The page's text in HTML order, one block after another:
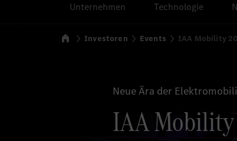
Unternehmen Technologie
Startseite
Investoren Events IAA Mobility
Neue Ära der
IAA